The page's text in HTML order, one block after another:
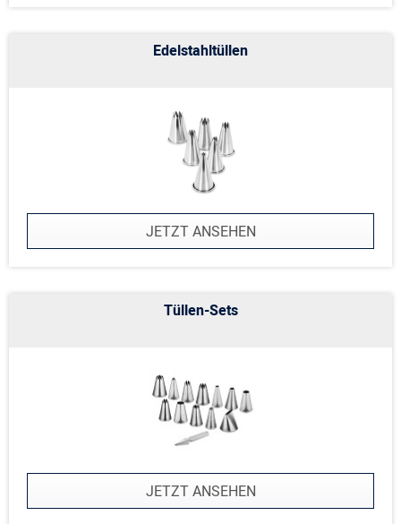
Edelstahltüllen
JETZT ANSEHEN
Tüllen-Sets
JETZT ANSEHEN